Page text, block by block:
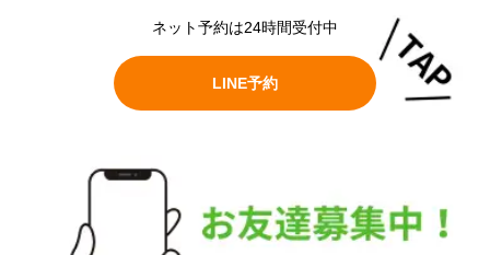
ネット予約は24時間受付中
LINE予約